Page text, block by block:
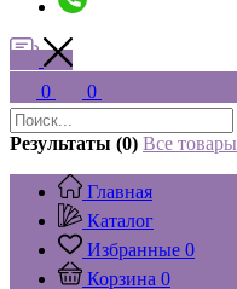
0 0
Результаты (0) Все товары
Главная
Каталог
Избранные 0
Корзина 0